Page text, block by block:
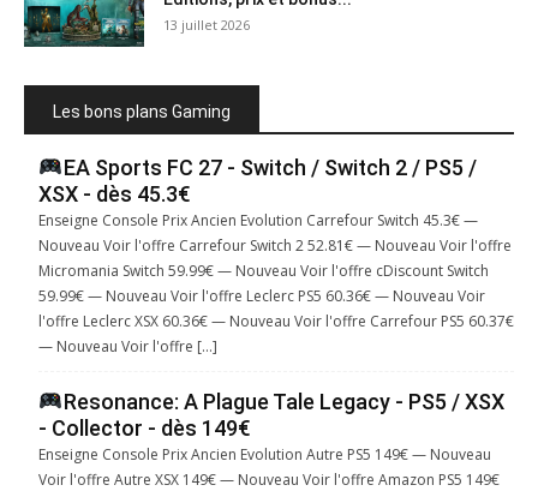
13 juillet 2026
Les bons plans Gaming
EA Sports FC 27 - Switch / Switch 2 / PS5 /
XSX - dès 45.3€
Enseigne Console Prix Ancien Evolution Carrefour Switch 45.3€ —
Nouveau Voir l'offre Carrefour Switch 2 52.81€ — Nouveau Voir l'offre
Micromania Switch 59.99€ — Nouveau Voir l'offre cDiscount Switch
59.99€ — Nouveau Voir l'offre Leclerc PS5 60.36€ — Nouveau Voir
l'offre Leclerc XSX 60.36€ — Nouveau Voir l'offre Carrefour PS5 60.37€
— Nouveau Voir l'offre […]
Resonance: A Plague Tale Legacy - PS5 / XSX
- Collector - dès 149€
Enseigne Console Prix Ancien Evolution Autre PS5 149€ — Nouveau
Voir l'offre Autre XSX 149€ — Nouveau Voir l'offre Amazon PS5 149€